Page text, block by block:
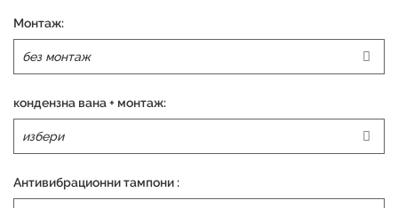
Монтаж:
кондензна вана + монтаж:
Антивибрационни тампони :